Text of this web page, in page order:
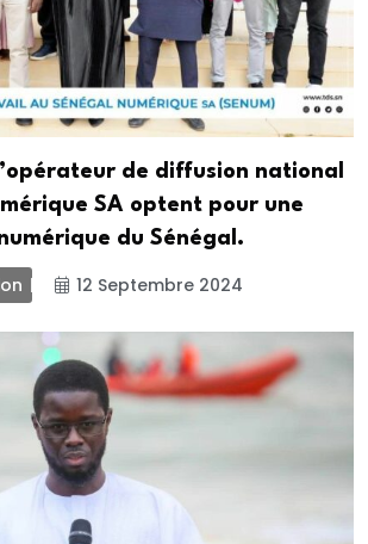
de diffusion national
SA optent pour une
du Sénégal.
12 Septembre 2024